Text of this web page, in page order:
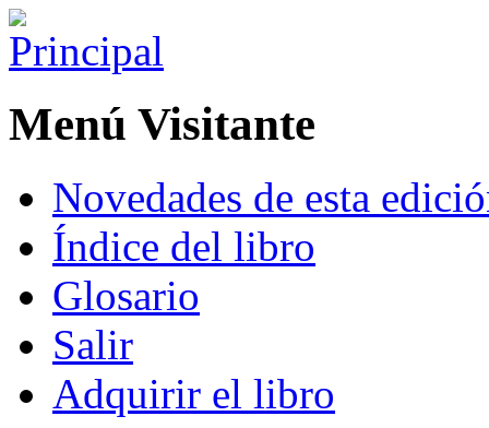
Menú Visitante
Novedades de esta
Índice del libro
Glosario
Salir
Adquirir el libro